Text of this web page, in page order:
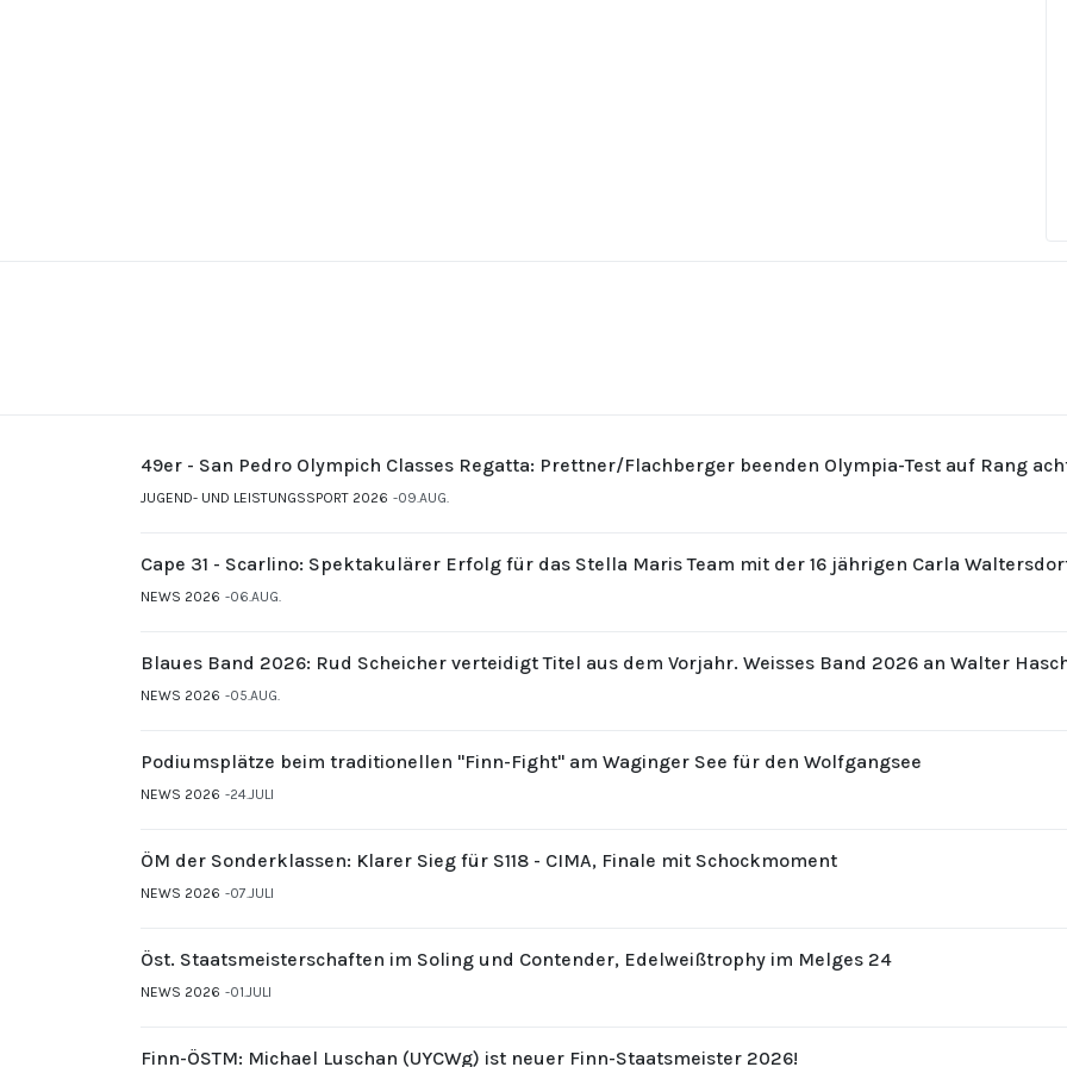
49er - San Pedro Olympich Classes Regatta: Prettner/Flachberger beenden Olympia-Test auf Rang
JUGEND- UND LEISTUNGSSPORT 2026 09.AUG.
Cape 31 - Scarlino: Spektakulärer Erfolg für das Stella Maris Team mit der 16 jährigen Carla
NEWS 2026 06.AUG.
Blaues Band 2026: Rud Scheicher verteidigt Titel aus dem Vorjahr. Weisses Band 2026 an Walter
NEWS 2026 05.AUG.
Podiumsplätze beim traditionellen "Finn-Fight" am Waginger See für den Wolfgangsee
NEWS 2026 24.JULI
ÖM der Sonderklassen: Klarer Sieg für S118 - CIMA, Finale mit Schockmoment
NEWS 2026 07.JULI
Öst. Staatsmeisterschaften im Soling und Contender, Edelweißtrophy im Melges 24
NEWS 2026 01.JULI
Finn-ÖSTM: Michael Luschan (UYCWg) ist neuer Finn-Staatsmeister 2026!